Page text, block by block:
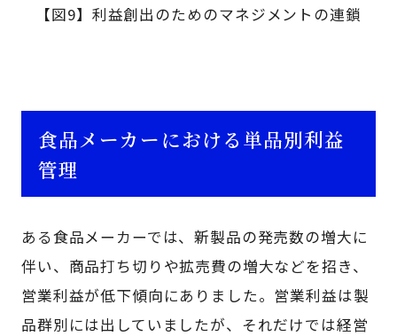
【図9】利益創出のためのマネジメントの連鎖
食品メーカーにおける単品別利益
管理
ある食品メーカーでは、新製品の発売数の増大に
伴い、商品打ち切りや拡売費の増大などを招き、
営業利益が低下傾向にありました。営業利益は製
品群別には出していましたが、それだけでは経営